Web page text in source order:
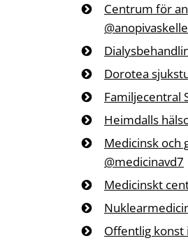
Centrum för
Dorotea
Familjecentral
Heimdalls
Medicinsk och
@medicinavd7
Medicinskt
Offentlig konst